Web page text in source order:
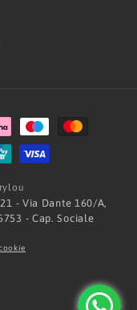
- Via Dante 160/A,
- Cap. Sociale